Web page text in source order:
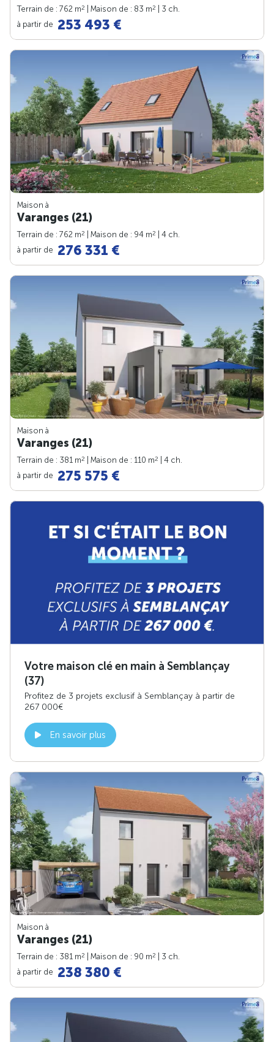
Terrain de : 762 m2 | Maison de : 83 m2
| 3 ch.
à partir de 253 493 €
Maison à
Varanges (21)
Terrain de : 762 m2 | Maison de : 94 m2
| 4 ch.
à partir de 276 331 €
Maison à
Varanges (21)
Terrain de : 381 m2 | Maison de : 110 m2
| 4 ch.
à partir de 275 575 €
Votre maison clé en main à Semblançay
(37)
Profitez de 3 projets exclusif à Semblançay à partir de
267 000€
En savoir plus
Maison à
Varanges (21)
Terrain de : 381 m2 | Maison de : 90 m2
| 3 ch.
à partir de 238 380 €